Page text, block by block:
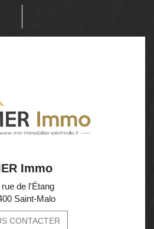
Immo
rue de l'Étang
Saint-Malo
CONTACTER